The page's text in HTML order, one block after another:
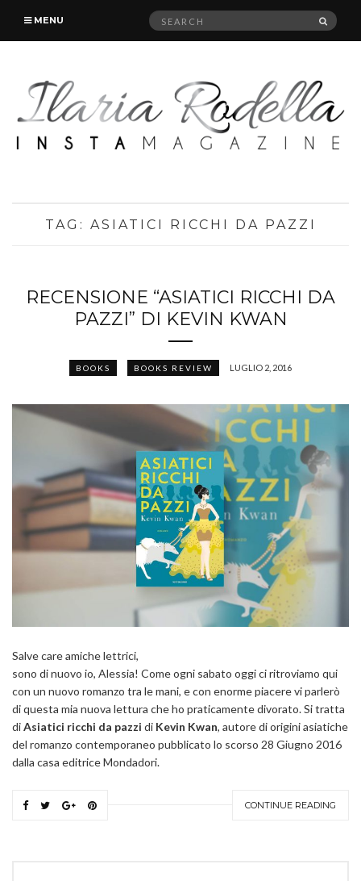
MENU
Search
TAG: ASIATICI RICCHI DA PAZZI
RECENSIONE “ASIATICI RICCHI DA
PAZZI” DI KEVIN KWAN
BOOKS BOOKS REVIEW LUGLIO 2, 2016
Salve care amiche lettrici,
sono di nuovo io, Alessia! Come ogni sabato oggi ci ritroviamo qui
con un nuovo romanzo tra le mani, e con enorme piacere vi parlerò
di questa mia nuova lettura che ho praticamente divorato. Si tratta
diAsiatici ricchi da pazzi di Kevin Kwan, autore di origini asiatiche
del romanzo contemporaneo pubblicato lo scorso 28 Giugno 2016
dalla casa editrice Mondadori.
CONTINUE READING